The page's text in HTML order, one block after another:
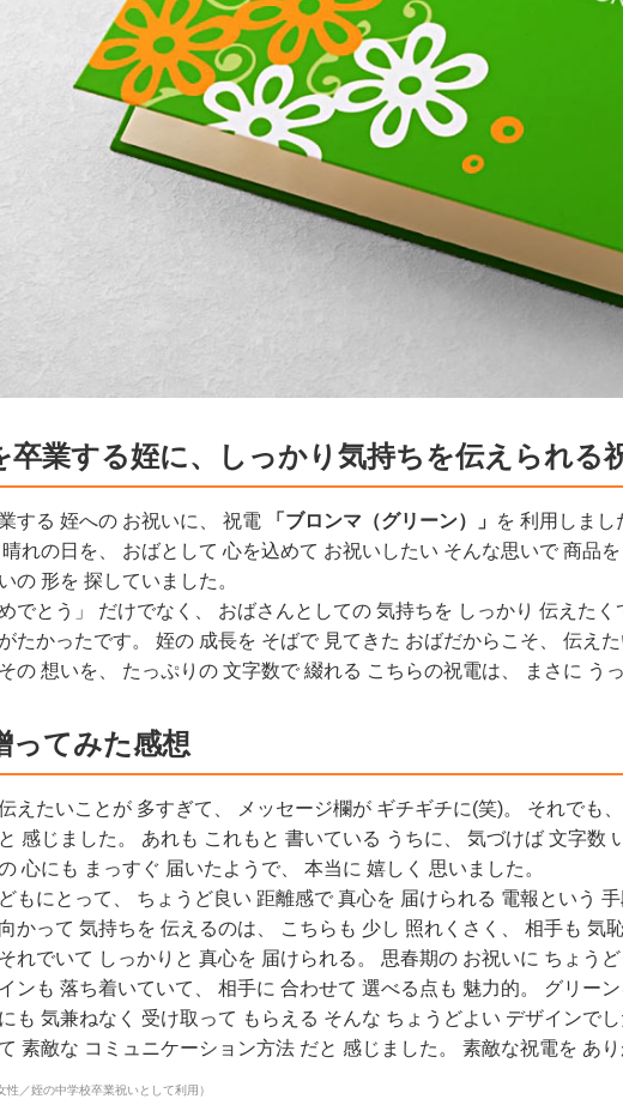
卒業する姪に、しっかり気持ちを伝えられる
する 姪への お祝いに、 祝電 「ブロンマ（グリーン）」
を 利用しまし
れの日を、 おばとして 心を込めて お祝いしたい そんな思いで 商品
の 形を 探していました。
でとう」 だけでなく、 おばさんとしての 気持ちを しっかり 伝えた
たかったです。 姪の 成長を そばで 見てきた おばだからこそ、 伝え
の 想いを、 たっぷりの 文字数で 綴れる こちらの祝電は、 まさに う
ってみた感想
えたいことが 多すぎて、 メッセージ欄が ギチギチに(笑)。 それでも
感じました。 あれも これもと 書いている うちに、 気づけば 文字数
心にも まっすぐ 届いたようで、 本当に 嬉しく 思いました。
もにとって、 ちょうど良い 距離感で 真心を 届けられる 電報という
かって 気持ちを 伝えるのは、 こちらも 少し 照れくさく、 相手も 気
れでいて しっかりと 真心を 届けられる。 思春期の お祝いに ちょうど
ンも 落ち着いていて、 相手に 合わせて 選べる点も 魅力的。 グリー
も 気兼ねなく 受け取って もらえる そんな ちょうどよい デザインで
素敵な コミュニケーション方法 だと 感じました。 素敵な祝電を あり
性／姪の中学校卒業祝いとして利用）